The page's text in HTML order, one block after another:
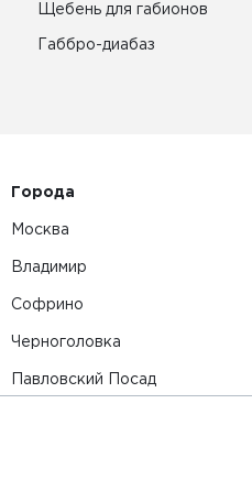
Щебень для габионов
Габбро-диабаз
Города
Москва
Владимир
Софрино
Черноголовка
Павловский Посад